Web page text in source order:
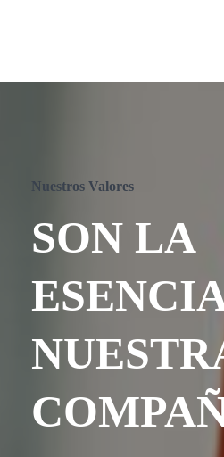
Nuestros Valores
SON LA